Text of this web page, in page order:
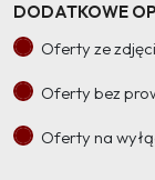
DODATKOWE
Oferty ze
Oferty bez
Oferty na